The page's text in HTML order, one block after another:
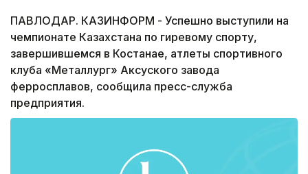
ПАВЛОДАР. КАЗИНФОРМ - Успешно выступили на
чемпионате Казахстана по гиревому спорту,
завершившемся в Костанае, атлеты спортивного
клуба «Металлург» Аксуского завода
ферросплавов, сообщила пресс-служба
предприятия.